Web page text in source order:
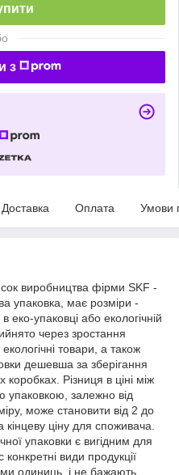
з
Доставка Оплата Умови
виробництва фірми SKF -
упаковка, має розміри -
упаковці або екологічній
через зростання
товари, а також
дешевша за зберігання
коробках. Різниця в ціні між
упаковкою, залежно від
може становити від 2 до
ціну для споживача.
упаковки є вигідним для
конкретні види продукції
одиниць, і не бажають